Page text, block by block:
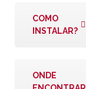
COMO
INSTALAR?
ONDE